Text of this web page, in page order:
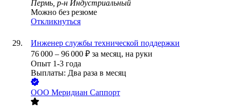
Пермь, р-н Индустриальный
Можно без резюме
Откликнуться
Инженер службы технической поддержки
76 000 – 96 000 ₽ за месяц, на руки
Опыт 1-3 года
Выплаты: Два раза в месяц
ООО Меридиан Саппорт